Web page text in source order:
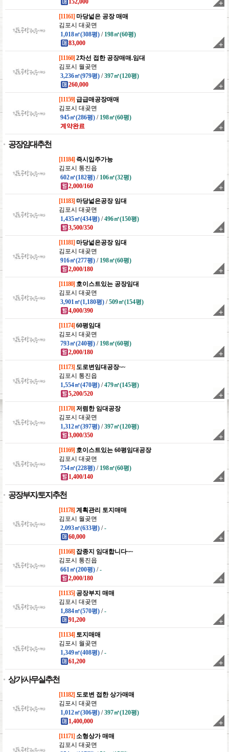
152,000
[11161] 마당넓은 공장 매매
김포시 대곶면
1,018㎡(308평) / 198㎡(60평)
83,000
[11160] 2차선 접한 공장매매.임대
김포시 월곶면
3,236㎡(979평) /397㎡(120평)
260,000
[11159] 급급매공장매매
김포시 대곶면
945㎡(286평) / 198㎡(60평)
계약완료
공장임대추천
[11184] 즉시입주가능
김포시 통진읍
602㎡(182평) / 106㎡(32평)
2,000/160
[11183] 마당넓은공장 임대
김포시 대곶면
1,435㎡(434평) /496㎡(150평)
3,500/350
[11181] 마당넓은공장 임대
김포시 대곶면
916㎡(277평) / 198㎡(60평)
2,000/180
[11180] 호이스트있는 공장임대
김포시 대곶면
3,901㎡(1,180평) /509㎡(154평)
4,000/390
[11174] 60평임대
김포시 대곶면
793㎡(240평) / 198㎡(60평)
2,000/180
[11173] 도로변임대공장~~
김포시 통진읍
1,554㎡(470평) /479㎡(145평)
5,200/520
[11170] 저렴한 임대공장
김포시 대곶면
1,312㎡(397평) /397㎡(120평)
3,000/350
[11169] 호이스트있는 60평임대공장
김포시 대곶면
754㎡(228평) / 198㎡(60평)
1,400/140
공장부지/토지추천
[11178] 계획관리 토지매매
김포시 월곶면
2,093㎡(633평) /-
60,000
[11168] 잡종지 임대합니다~~
김포시 통진읍
661㎡(200평) /-
2,000/180
[11135] 공장부지 매매
김포시 대곶면
1,884㎡(570평) /-
91,200
[11134] 토지매매
김포시 월곶면
1,349㎡(408평) /-
61,200
상가/사무실추천
[11182] 도로변 접한 상가매매
김포시 대곶면
1,012㎡(306평) /397㎡(120평)
1,400,000
[11171] 소형상가 매매
김포시 대곶면